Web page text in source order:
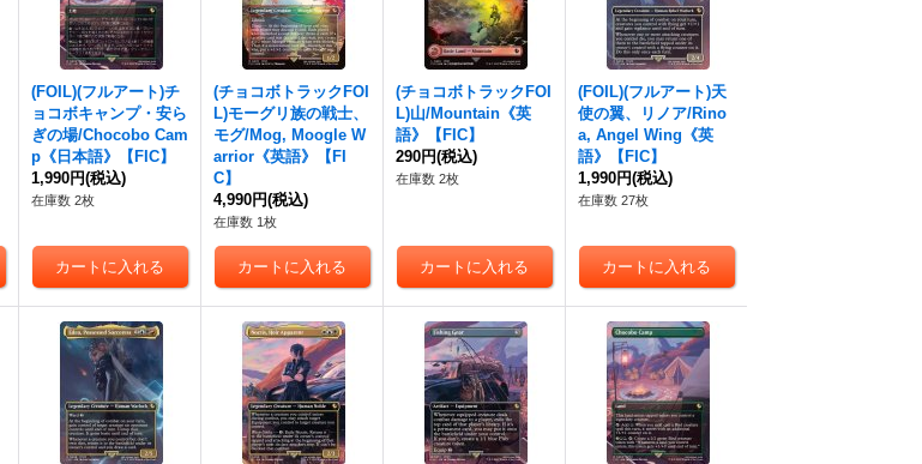
(FOIL)(フルアート)チ
ョコボキャンプ・安ら
ぎの場/Chocobo Cam
p《日本語》【FIC】
1,990円(税込)
在庫数 2枚
(チョコボトラックFOI
L)モーグリ族の戦士、
モグ/Mog, Moogle W
arrior《英語》【FI
C】
4,990円(税込)
在庫数 1枚
(チョコボトラックFOI
L)山/Mountain《英
語》【FIC】
290円(税込)
在庫数 2枚
(FOIL)(フルアート)天
使の翼、リノア/Rino
a, Angel Wing《英
語》【FIC】
1,990円(税込)
在庫数 27枚